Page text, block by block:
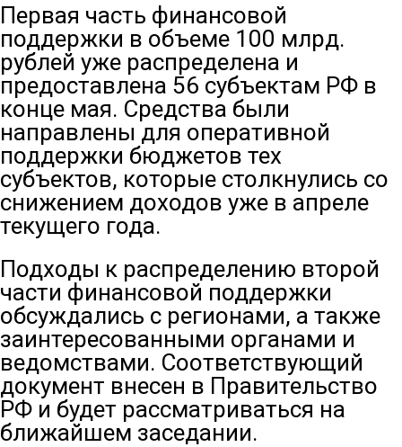
Первая часть финансовой
поддержки в объеме 100 млрд.
рублей уже распределена и
предоставлена 56 субъектам РФ в
конце мая. Средства были
направлены для оперативной
поддержки бюджетов тех
субъектов, которые столкнулись со
снижением доходов уже в апреле
текущего года.
Подходы к распределению второй
части финансовой поддержки
обсуждались с регионами, а также
заинтересованными органами и
ведомствами. Соответствующий
документ внесен в Правительство
РФ и будет рассматриваться на
ближайшем заседании.